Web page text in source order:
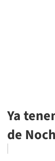
Ya
de